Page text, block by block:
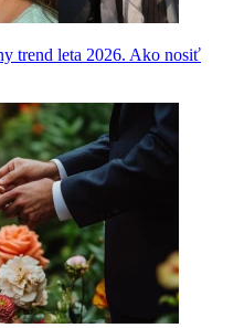
trend leta 2026. Ako nosiť